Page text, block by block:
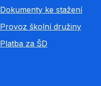
Dokumenty ke stažení
Provoz školní družiny
Platba za ŠD